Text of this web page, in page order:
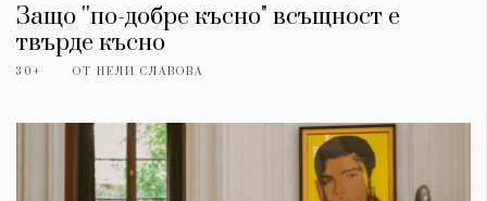
Защо ''по-добре късно" всъщност е
твърде късно
30+ ОТ НЕЛИ СЛАВОВА